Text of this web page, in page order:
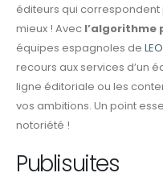
éditeurs qui correspondent
mieux ! Avec l’algorithme
équipes espagnoles de
recours aux services d’un
ligne éditoriale ou les
vos ambitions. Un point
notoriété !
Publisuites